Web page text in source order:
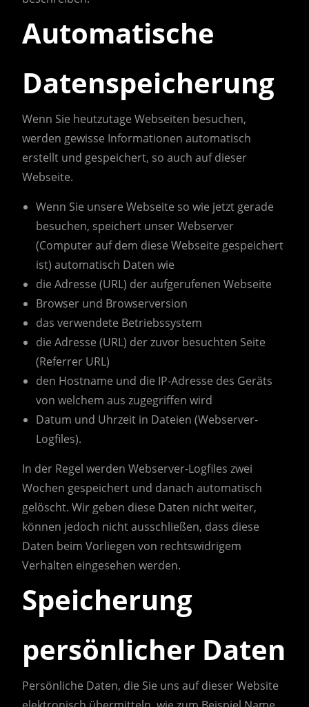
Automatische
Datenspeicherung
Wenn Sie heutzutage Webseiten besuchen,
werden gewisse Informationen automatisch
erstellt und gespeichert, so auch auf dieser
Webseite.
Wenn Sie unsere Webseite so wie jetzt gerade
besuchen, speichert unser Webserver
(Computer auf dem diese Webseite gespeichert
ist) automatisch Daten wie
die Adresse (URL) der aufgerufenen Webseite
Browser und Browserversion
das verwendete Betriebssystem
die Adresse (URL) der zuvor besuchten Seite
(Referrer URL)
den Hostname und die IP-Adresse des Geräts
von welchem aus zugegriffen wird
Datum und Uhrzeit in Dateien (Webserver-
Logfiles).
In der Regel werden Webserver-Logfiles zwei
Wochen gespeichert und danach automatisch
gelöscht. Wir geben diese Daten nicht weiter,
können jedoch nicht ausschließen, dass diese
Daten beim Vorliegen von rechtswidrigem
Verhalten eingesehen werden.
Speicherung
persönlicher Daten
Persönliche Daten, die Sie uns auf dieser Website